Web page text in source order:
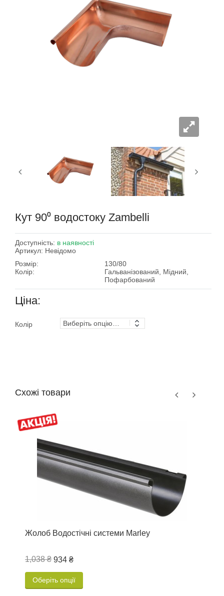
Кут 90⁰ водостоку Zambelli
Доступність: в наявності
Артикул: Невідомо
Розмір:
130/80
Колір:
Гальванізований, Мідний,
Пофарбований
Ціна:
Колір
Схожі товари
Жолоб Водостічні системи Marley
1,038 ₴ 934 ₴
Оберіть опції